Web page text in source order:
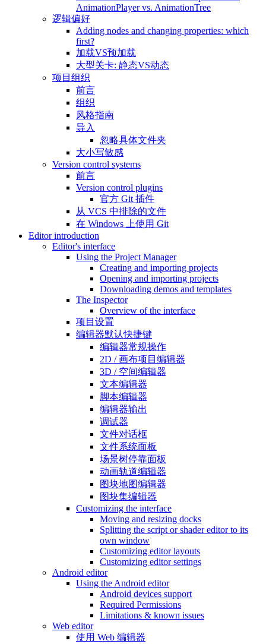
AnimationPlayer vs. AnimationTree
逻辑偏好
Adding nodes and changing properties: which
first?
加载VS预加载
大型关卡: 静态VS动态
项目组织
前言
组织
风格指南
导入
忽略具体文件夹
大小写敏感
Version control systems
前言
Version control plugins
官方 Git 插件
从 VCS 中排除的文件
在 Windows 上使用 Git
Editor introduction
Editor's interface
Using the Project Manager
Creating and importing projects
Opening and importing projects
Downloading demos and templates
The Inspector
Overview of the interface
项目设置
编辑器默认快捷键
编辑器常规操作
2D / 画布项目编辑器
3D / 空间编辑器
文本编辑器
脚本编辑器
编辑器输出
调试器
文件对话框
文件系统面板
场景树停靠面板
动画轨道编辑器
图块地图编辑器
图块集编辑器
Customizing the interface
Moving and resizing docks
Splitting the script or shader editor to its
own window
Customizing editor layouts
Customizing editor settings
Android editor
Using the Android editor
Android devices support
Required Permissions
Limitations & known issues
Web editor
使用 Web 编辑器